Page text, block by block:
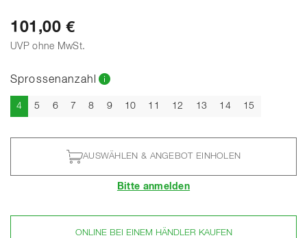
101,00 €
UVP ohne MwSt.
Sprossenanzahl
4Aktuell
5 6 7 8 9 10 11 12 13 14 15
AUSWÄHLEN & ANGEBOT EINHOLEN
Bitte anmelden
ONLINE BEI EINEM HÄNDLER KAUFEN